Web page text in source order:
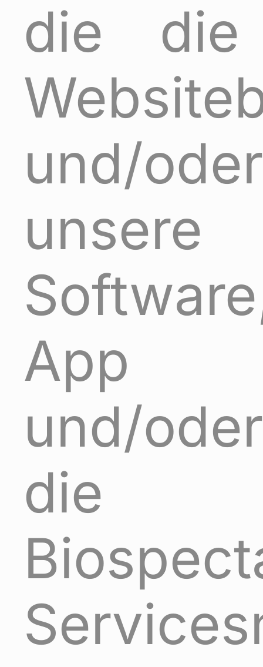
die die
und/oder
unsere
App
und/oder
die